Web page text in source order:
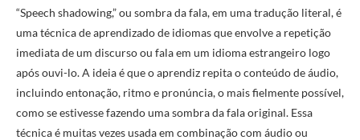
“Speech shadowing,” ou sombra da fala, em uma tradução literal, é
uma técnica de aprendizado de idiomas que envolve a repetição
imediata de um discurso ou fala em um idioma estrangeiro logo
após ouvi-lo. A ideia é que o aprendiz repita o conteúdo de áudio,
incluindo entonação, ritmo e pronúncia, o mais fielmente possível,
como se estivesse fazendo uma sombra da fala original. Essa
técnica é muitas vezes usada em combinação com áudio ou